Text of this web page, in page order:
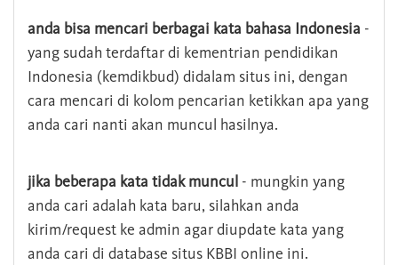
anda bisa mencari berbagai kata bahasa Indonesia -
yang sudah terdaftar di kementrian pendidikan
Indonesia (kemdikbud) didalam situs ini, dengan
cara mencari di kolom pencarian ketikkan apa yang
anda cari nanti akan muncul hasilnya.
jika beberapa kata tidak muncul - mungkin yang
anda cari adalah kata baru, silahkan anda
kirim/request ke admin agar diupdate kata yang
anda cari di database situs KBBI online ini.